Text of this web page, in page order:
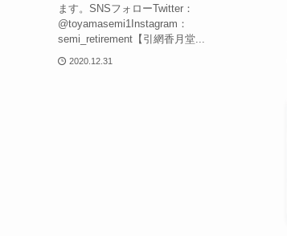
ます。SNSフォローTwitter：
@toyamasemi1Instagram：
semi_retirement【引網香月堂...
2020.12.31